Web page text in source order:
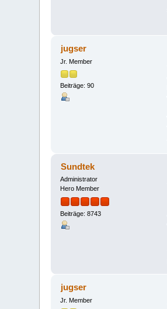
jugser
Jr. Member
Beiträge: 90
Sundtek
Administrator
Hero Member
Beiträge: 8743
jugser
Jr. Member